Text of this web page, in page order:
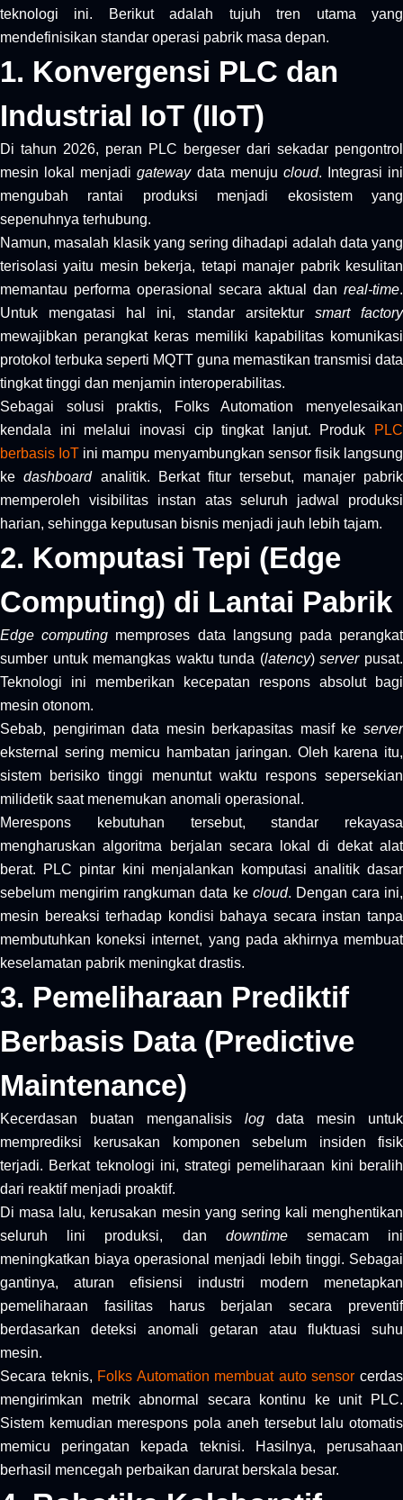
teknologi ini. Berikut adalah tujuh tren utama yang
mendefinisikan standar operasi pabrik masa depan.
1. Konvergensi PLC dan
Industrial IoT (IIoT)
Di tahun 2026, peran PLC bergeser dari sekadar pengontrol
mesin lokal menjadigatewaydata menuju cloud. Integrasi ini
mengubah rantai produksi menjadi ekosistem yang
sepenuhnya terhubung.
Namun, masalah klasik yang sering dihadapi adalah data yang
terisolasi yaitu mesin bekerja, tetapi manajer pabrik kesulitan
memantau performa operasional secara aktual dan real-time.
Untuk mengatasi hal ini, standar arsitektur smart factory
mewajibkan perangkat keras memiliki kapabilitas komunikasi
protokol terbuka seperti MQTT guna memastikan transmisi data
tingkat tinggi dan menjamin interoperabilitas.
Sebagai solusi praktis, Folks Automation menyelesaikan
kendala ini melalui inovasi cip tingkat lanjut. Produk
PLC
berbasis IoT ini mampu menyambungkan sensor fisik langsung
kedashboardanalitik. Berkat fitur tersebut, manajer pabrik
memperoleh visibilitas instan atas seluruh jadwal produksi
harian, sehingga keputusan bisnis menjadi jauh lebih tajam.
2. Komputasi Tepi (Edge
Computing) di Lantai Pabrik
Edge computing memproses data langsung pada perangkat
sumber untuk memangkas waktu tunda (latency)serverpusat.
Teknologi ini memberikan kecepatan respons absolut bagi
mesin otonom.
Sebab, pengiriman data mesin berkapasitas masif ke server
eksternal sering memicu hambatan jaringan. Oleh karena itu,
sistem berisiko tinggi menuntut waktu respons sepersekian
milidetik saat menemukan anomali operasional.
Merespons kebutuhan tersebut, standar rekayasa
mengharuskan algoritma berjalan secara lokal di dekat alat
berat. PLC pintar kini menjalankan komputasi analitik dasar
sebelum mengirim rangkuman data ke cloud. Dengan cara ini,
mesin bereaksi terhadap kondisi bahaya secara instan tanpa
membutuhkan koneksi internet, yang pada akhirnya membuat
keselamatan pabrik meningkat drastis.
3. Pemeliharaan Prediktif
Berbasis Data (Predictive
Maintenance)
Kecerdasan buatan menganalisis logdata mesin untuk
memprediksi kerusakan komponen sebelum insiden fisik
terjadi. Berkat teknologi ini, strategi pemeliharaan kini beralih
dari reaktif menjadi proaktif.
Di masa lalu, kerusakan mesin yang sering kali menghentikan
seluruh lini produksi, dan downtimesemacam ini
meningkatkan biaya operasional menjadi lebih tinggi. Sebagai
gantinya, aturan efisiensi industri modern menetapkan
pemeliharaan fasilitas harus berjalan secara preventif
berdasarkan deteksi anomali getaran atau fluktuasi suhu
mesin.
Secara teknis, Folks Automation membuat auto sensor cerdas
mengirimkan metrik abnormal secara kontinu ke unit PLC.
Sistem kemudian merespons pola aneh tersebut lalu otomatis
memicu peringatan kepada teknisi. Hasilnya, perusahaan
berhasil mencegah perbaikan darurat berskala besar.